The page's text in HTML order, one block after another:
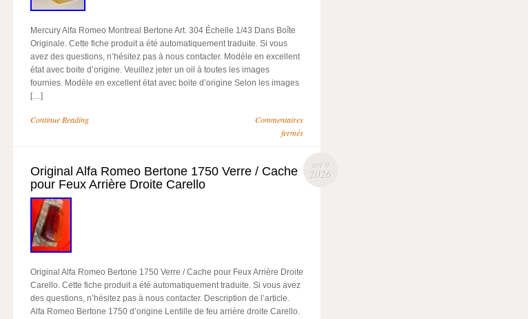
Mercury Alfa Romeo Montreal Bertone Art. 304 Échelle 1/43 Dans Boîte
Originale. Cette fiche produit a été automatiquement traduite. Si vous
avez des questions, n’hésitez pas à nous contacter. Modèle en excellent
état avec boite d’origine. Veuillez jeter un oil à toutes les images
fournies. Modèle en excellent état avec boite d’origine Selon les images
[…]
Continue Reading
Commentaires
fermés
avr 9
2026
Original Alfa Romeo Bertone 1750 Verre / Cache
pour Feux Arrière Droite Carello
Original Alfa Romeo Bertone 1750 Verre / Cache pour Feux Arrière Droite
Carello. Cette fiche produit a été automatiquement traduite. Si vous avez
des questions, n’hésitez pas à nous contacter. Description de l’article.
Alfa Romeo Bertone 1750 d’origine Lentille de feu arrière droite Carello.